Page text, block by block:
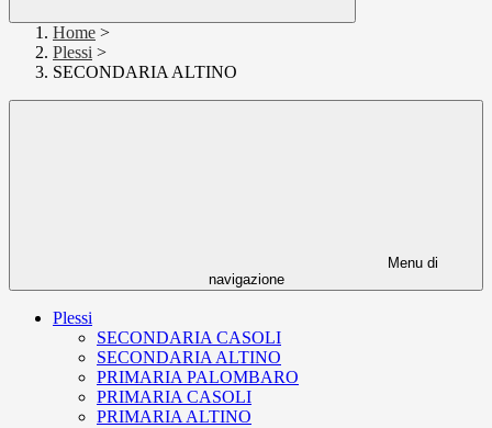
Home >
Plessi >
SECONDARIA ALTINO
Menu di
navigazione
Plessi
SECONDARIA CASOLI
SECONDARIA ALTINO
PRIMARIA PALOMBARO
PRIMARIA CASOLI
PRIMARIA ALTINO